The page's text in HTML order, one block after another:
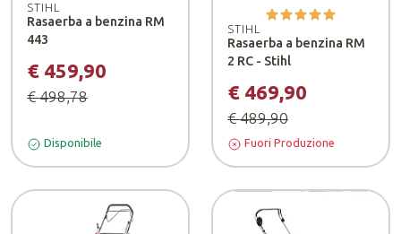
STIHL
Rasaerba a benzina RM
443
€ 459,90
€ 498,78
Disponibile
STIHL
Rasaerba a benzina RM
2 RC - Stihl
€ 469,90
€ 489,90
Fuori Produzione